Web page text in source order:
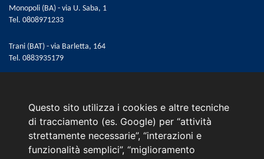
Questo sito utilizza i cookies e altre tecniche
di tracciamento (es. Google) per “attività
strettamente necessarie”, “interazioni e
funzionalità semplici”, “miglioramento
Vetri posteriori oscurati
Volante regolabile in altezza
Volante rivestito in pelle
Monopoli (BA) - via U. Saba, 1
Tel. 0808971233
Trani (BAT) - via Barletta, 164
Tel. 0883935179
Menù
L'azienda
Hyundai Business Center